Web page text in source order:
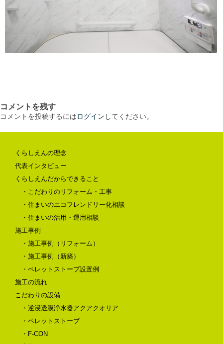
コメントを残す
コメントを投稿するにはログイン してください。
くらしえんの理念
代表インタビュー
くらしえんだからできること
・こだわりのリフォーム・工事
・住まいのエコフレンドリー化相談
・住まいの活用・運用相談
施工事例
・施工事例（リフォーム）
・施工事例（新築）
・ペレットストーブ設置例
施工の流れ
こだわりの設備
・逆浸透膜浄水器アクアクオリア
・ペレットストーブ
・F-CON